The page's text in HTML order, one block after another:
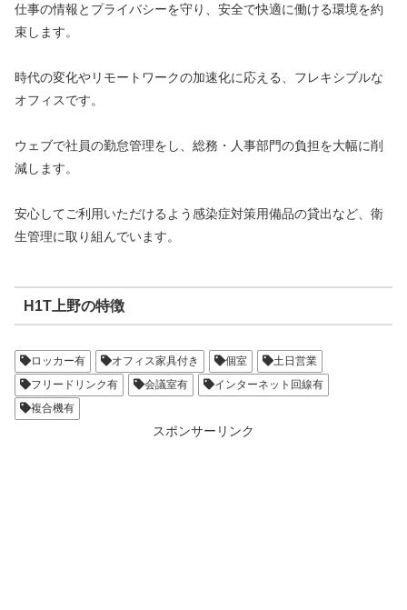
仕事の情報とプライバシーを守り、安全で快適に働ける環境を約
束します。
時代の変化やリモートワークの加速化に応える、フレキシブルな
オフィスです。
ウェブで社員の勤怠管理をし、総務・人事部門の負担を大幅に削
減します。
安心してご利用いただけるよう感染症対策用備品の貸出など、衛
生管理に取り組んでいます。
H1T上野の特徴
ロッカー有 オフィス家具付き 個室
土日営業
フリードリンク有
会議室有
インターネット回線有
複合機有
スポンサーリンク